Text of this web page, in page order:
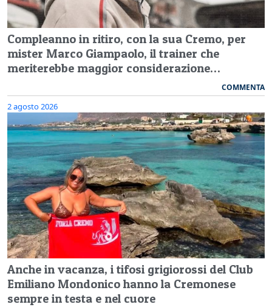
Compleanno in ritiro, con la sua Cremo, per
mister Marco Giampaolo, il trainer che
meriterebbe maggior considerazione…
COMMENTA
2 agosto 2026
Anche in vacanza, i tifosi grigiorossi del Club
Emiliano Mondonico hanno la Cremonese
sempre in testa e nel cuore